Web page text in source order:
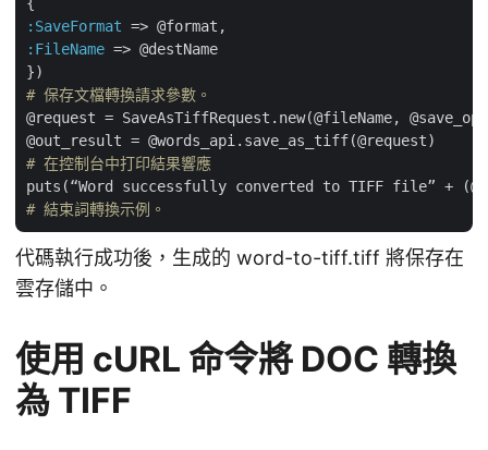
:SaveFormat
:FileName => @destName
# 保存文檔轉換請求參數。
@request = SaveAsTiffRequest.new(@fileName,
# 在控制台中打印結果響應
# 結束詞轉換示例。
代碼執行成功後，生成的 word-to-tiff.tiff 將保存在
雲存儲中。
使用 cURL 命令將 DOC 轉換
為 TIFF